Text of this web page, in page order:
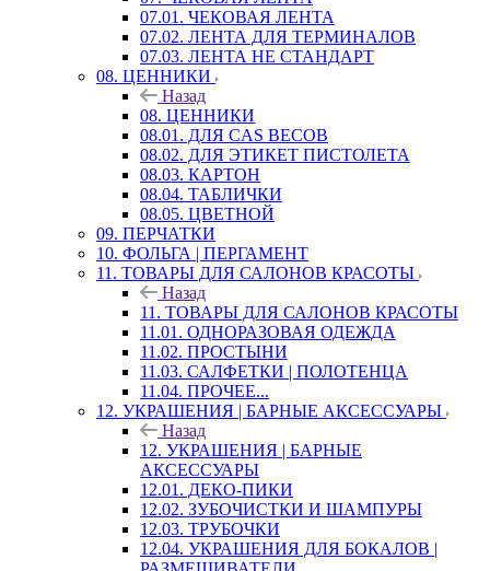
07.01. ЧЕКОВАЯ ЛЕНТА
07.02. ЛЕНТА ДЛЯ ТЕРМИНАЛОВ
07.03. ЛЕНТА НЕ СТАНДАРТ
08. ЦЕННИКИ
Назад
08. ЦЕННИКИ
08.01. ДЛЯ CAS ВЕСОВ
08.02. ДЛЯ ЭТИКЕТ ПИСТОЛЕТА
08.03. КАРТОН
08.04. ТАБЛИЧКИ
08.05. ЦВЕТНОЙ
09. ПЕРЧАТКИ
10. ФОЛЬГА | ПЕРГАМЕНТ
11. ТОВАРЫ ДЛЯ САЛОНОВ КРАСОТЫ
Назад
11. ТОВАРЫ ДЛЯ САЛОНОВ КРАСОТЫ
11.01. ОДНОРАЗОВАЯ ОДЕЖДА
11.02. ПРОСТЫНИ
11.03. САЛФЕТКИ | ПОЛОТЕНЦА
11.04. ПРОЧЕЕ...
12. УКРАШЕНИЯ | БАРНЫЕ АКСЕССУАРЫ
Назад
12. УКРАШЕНИЯ | БАРНЫЕ
АКСЕССУАРЫ
12.01. ДЕКО-ПИКИ
12.02. ЗУБОЧИСТКИ И ШАМПУРЫ
12.03. ТРУБОЧКИ
12.04. УКРАШЕНИЯ ДЛЯ БОКАЛОВ |